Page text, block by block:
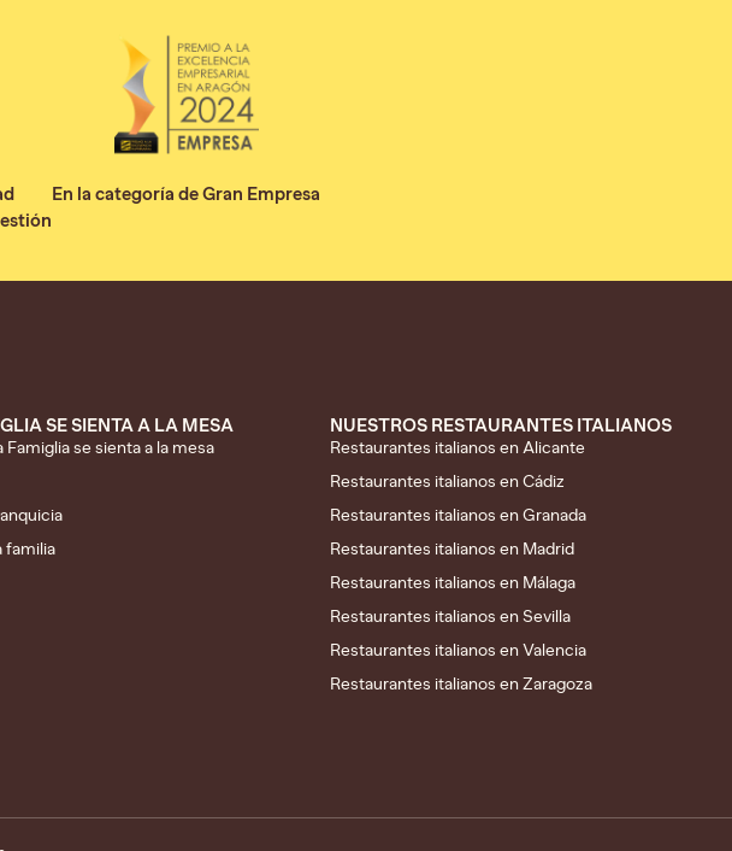
En la categoría de Gran Empresa
SE SIENTA A LA MESA
Famiglia se sienta a la mesa
familia
NUESTROS RESTAURANTES ITALIANOS
Restaurantes italianos en Alicante
Restaurantes italianos en Cádiz
Restaurantes italianos en Granada
Restaurantes italianos en Madrid
Restaurantes italianos en Málaga
Restaurantes italianos en Sevilla
Restaurantes italianos en Valencia
Restaurantes italianos en Zaragoza